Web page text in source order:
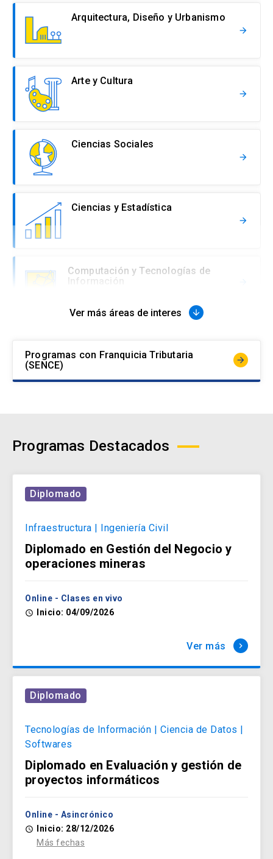
Arquitectura, Diseño y Urbanismo
arrow_forward
Arte y Cultura
arrow_forward
Ciencias Sociales
arrow_forward
Ciencias y Estadística
arrow_forward
Computación y Tecnologías de
Información
Educación
Políticas Públicas
Salud y Bienestar
Ver más áreas de interes arrow_downward
Programas con Franquicia Tributaria
(SENCE)
arrow_forward
Programas Destacados
Diplomado
Infraestructura | Ingeniería Civil
Diplomado en Gestión del Negocio y
operaciones mineras
Online - Clases en vivo
access_time Inicio: 04/09/2026
Ver más keyboard_arrow_right
Diplomado
Tecnologías de Información | Ciencia de Datos |
Softwares
Diplomado en Evaluación y gestión de
proyectos informáticos
Online - Asincrónico
access_time
Inicio: 28/12/2026
Más fechas